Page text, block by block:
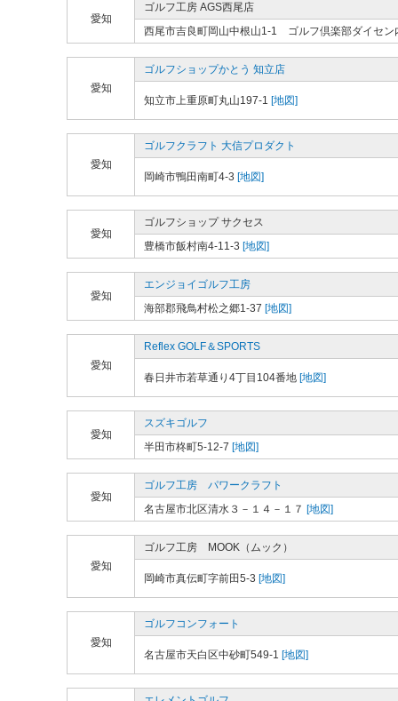
愛知
ゴルフ工房 AGS西尾店
西尾市吉良町岡山中根山1-1 ゴルフ倶楽部ダイセン
愛知
ゴルフショップかとう 知立店
知立市上重原町丸山197-1 [地図]
愛知
ゴルフクラフト 大信プロダクト
岡崎市鴨田南町4-3 [地図]
愛知
ゴルフショップ サクセス
豊橋市飯村南4-11-3 [地図]
愛知
エンジョイゴルフ工房
海部郡飛鳥村松之郷1-37 [地図]
愛知
Reflex GOLF＆SPORTS
春日井市若草通り4丁目104番地 [地図]
愛知
スズキゴルフ
半田市柊町5-12-7 [地図]
愛知
ゴルフ工房 パワークラフト
名古屋市北区清水３－１４－１７ [地図]
愛知
ゴルフ工房 MOOK（ムック）
岡崎市真伝町字前田5-3 [地図]
愛知
ゴルフコンフォート
名古屋市天白区中砂町549-1 [地図]